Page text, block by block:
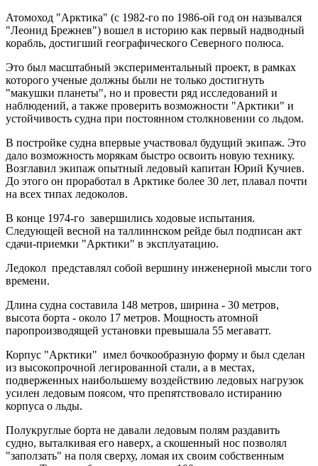
Атомоход "Арктика" (с 1982-го по 1986-ой год он назывался
"Леонид Брежнев") вошел в историю как первый надводный
корабль, достигший географического Северного полюса.
Это был масштабный экспериментальный проект, в рамках
которого ученые должны были не только достигнуть
"макушки планеты", но и провести ряд исследований и
наблюдений, а также проверить возможности "Арктики" и
устойчивость судна при постоянном столкновении со льдом.
В постройке судна впервые участвовал будущий экипаж. Это
дало возможность морякам быстро освоить новую технику.
Возглавил экипаж опытный ледовый капитан Юрий Кучиев.
До этого он проработал в Арктике более 30 лет, плавал почти
на всех типах ледоколов.
В конце 1974-го завершились ходовые испытания.
Следующей весной на таллиннском рейде был подписан акт
сдачи-приемки "Арктики" в эксплуатацию.
Ледокол представлял собой вершину инженерной мысли того
времени.
Длина судна составила 148 метров, ширина - 30 метров,
высота борта - около 17 метров. Мощность атомной
паропроизводящей установки превышала 55 мегаватт.
Корпус "Арктики" имел бочкообразную форму и был сделан
из высокопрочной легированной стали, а в местах,
подверженных наибольшему воздействию ледовых нагрузок
усилен ледовым поясом, что препятствовало истиранию
корпуса о льды.
Полукруглые борта не давали ледовым полям раздавить
судно, выталкивая его наверх, а скошенный нос позволял
"заползать" на поля сверху, ломая их своим собственным